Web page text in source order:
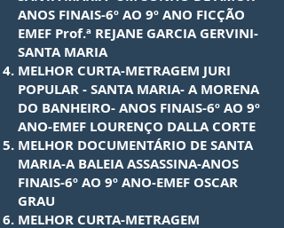
ANOS FINAIS-6º AO 9º ANO FICÇÃO
EMEF Prof.ª REJANE GARCIA GERVINI-
SANTA MARIA
MELHOR CURTA-METRAGEM JURI
POPULAR - SANTA MARIA- A MORENA
DO BANHEIRO- ANOS FINAIS-6º AO 9º
ANO-EMEF LOURENÇO DALLA CORTE
MELHOR DOCUMENTÁRIO DE SANTA
MARIA-A BALEIA ASSASSINA-ANOS
FINAIS-6º AO 9º ANO-EMEF OSCAR
GRAU
MELHOR CURTA-METRAGEM